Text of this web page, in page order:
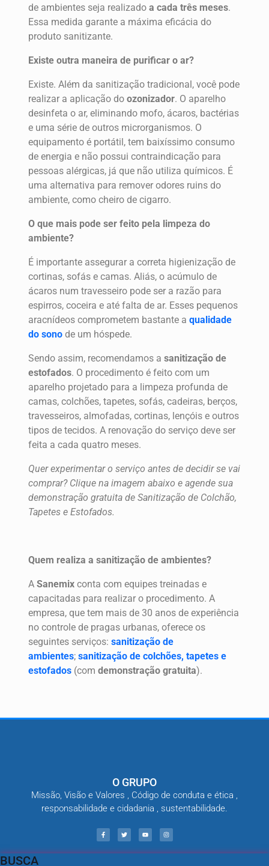
de ambientes seja realizado a cada três meses.
Essa medida garante a máxima eficácia do
produto sanitizante.
Existe outra maneira de purificar o ar?
Existe. Além da sanitização tradicional, você pode
realizar a aplicação do ozonizador. O aparelho
desinfeta o ar, eliminando mofo, ácaros, bactérias
e uma série de outros microrganismos. O
equipamento é portátil, tem baixíssimo consumo
de energia e não possui contraindicação para
pessoas alérgicas, já que não utiliza químicos. É
uma alternativa para remover odores ruins do
ambiente, como cheiro de cigarro.
O que mais pode ser feito pela limpeza do
ambiente?
É importante assegurar a correta higienização de
cortinas, sofás e camas. Aliás, o acúmulo de
ácaros num travesseiro pode ser a razão para
espirros, coceira e até falta de ar. Esses pequenos
aracnídeos comprometem bastante a qualidade
do sonode um hóspede.
Sendo assim, recomendamos a sanitização de
estofados. O procedimento é feito com um
aparelho projetado para a limpeza profunda de
camas, colchões, tapetes, sofás, cadeiras, berços,
travesseiros, almofadas, cortinas, lençóis e outros
tipos de tecidos. A renovação do serviço deve ser
feita a cada quatro meses.
Quer experimentar o serviço antes de decidir se vai
comprar? Clique na imagem abaixo e agende sua
demonstração gratuita de Sanitização de Colchão,
Tapetes e Estofados.
Quem realiza a sanitização de ambientes?
A Sanemixconta com equipes treinadas e
capacitadas para realizar o procedimento. A
empresa, que tem mais de 30 anos de experiência
no controle de pragas urbanas, oferece os
seguintes serviços: sanitização de
ambientes; sanitização de colchões, tapetes e
estofados(com demonstração gratuita).
O GRUPO
Missão, Visão e Valores , Código de conduta e ética ,
responsabilidade e cidadania , sustentabilidade.
BUSCA